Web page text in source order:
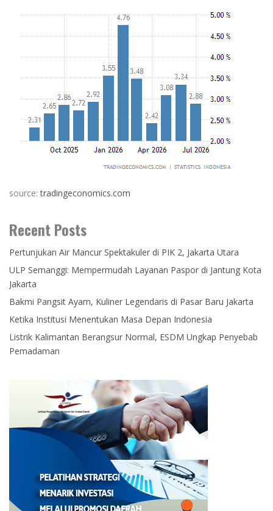
source:tradingeconomics.com
Recent Posts
Pertunjukan Air Mancur Spektakuler di PIK 2, Jakarta Utara
ULP Semanggi: Mempermudah Layanan Paspor di Jantung Kota
Jakarta
Bakmi Pangsit Ayam, Kuliner Legendaris di Pasar Baru Jakarta
Ketika Institusi Menentukan Masa Depan Indonesia
Listrik Kalimantan Berangsur Normal, ESDM Ungkap Penyebab
Pemadaman